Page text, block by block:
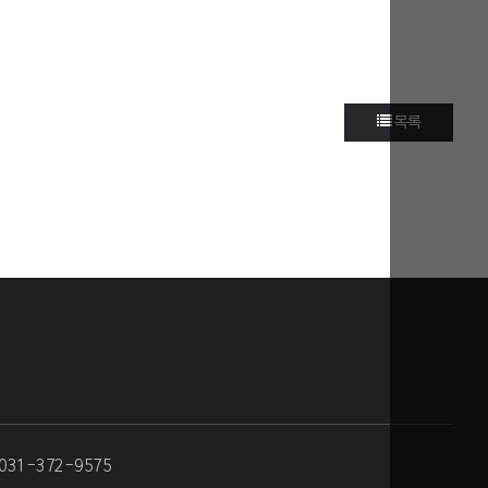
목록
031-372-9575